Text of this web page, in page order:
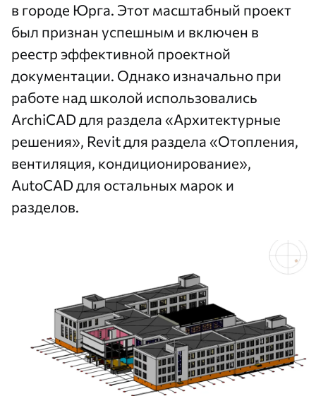
в городе Юрга. Этот масштабный проект
был признан успешным и включен в
реестр эффективной проектной
документации. Однако изначально при
работе над школой использовались
ArchiCAD для раздела «Архитектурные
решения», Revit для раздела «Отопления,
вентиляция, кондиционирование»,
AutoCAD для остальных марок и
разделов.